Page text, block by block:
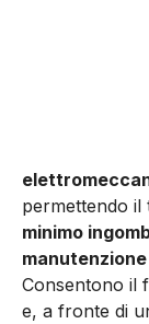
permettendo il
minimo
Consentono il
e, a fronte di